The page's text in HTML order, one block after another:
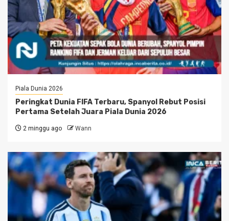
Piala Dunia 2026
Peringkat Dunia FIFA Terbaru, Spanyol Rebut Posisi
Pertama Setelah Juara Piala Dunia 2026
2 minggu ago Wann